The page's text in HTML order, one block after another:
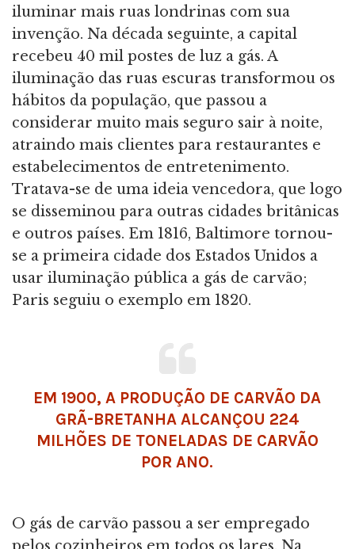
iluminar mais ruas londrinas com sua
invenção. Na década seguinte, a capital
recebeu 40 mil postes de luz a gás. A
iluminação das ruas escuras transformou os
hábitos da população, que passou a
considerar muito mais seguro sair à noite,
atraindo mais clientes para restaurantes e
estabelecimentos de entretenimento.
Tratava-se de uma ideia vencedora, que logo
se disseminou para outras cidades britânicas
e outros países. Em 1816, Baltimore tornou-
se a primeira cidade dos Estados Unidos a
usar iluminação pública a gás de carvão;
Paris seguiu o exemplo em 1820.
EM 1900, A PRODUÇÃO DE CARVÃO DA
GRÃ-BRETANHA ALCANÇOU 224
MILHÕES DE TONELADAS DE CARVÃO
POR ANO.
O gás de carvão passou a ser empregado
pelos cozinheiros em todos os lares. Na